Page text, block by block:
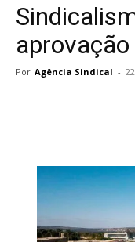
Por Agência Sindical -